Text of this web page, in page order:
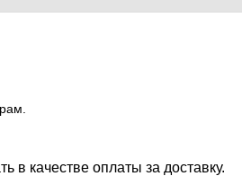
в качестве оплаты за доставку.